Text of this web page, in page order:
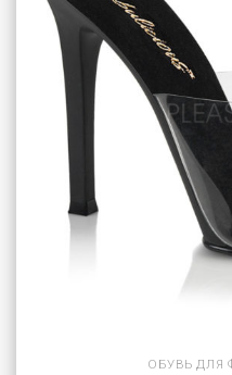
ОБУВЬ ДЛЯ